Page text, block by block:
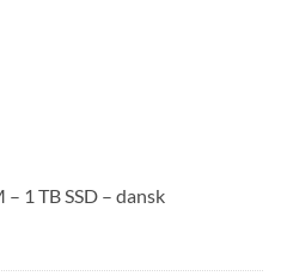
1 TB SSD – dansk